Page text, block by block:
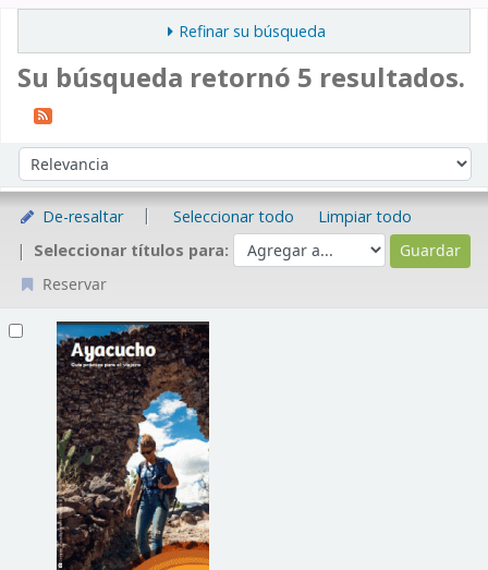
Refinar su búsqueda
Su búsqueda retornó 5 resultados.
Ordenar por:
De-resaltar Seleccionar todo
Limpiar todo
Seleccionar títulos para:
Reservar